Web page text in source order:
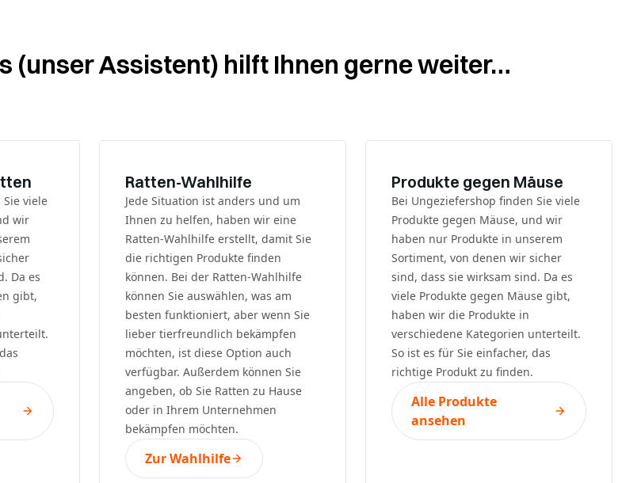
(unser Assistent) hilft Ihnen gerne weiter…
viele
wir
Da es
gibt,
Ratten-Wahlhilfe
Jede Situation ist anders und um
Ihnen zu helfen, haben wir eine
Ratten-Wahlhilfe erstellt, damit Sie
die richtigen Produkte finden
können. Bei der Ratten-Wahlhilfe
können Sie auswählen, was am
besten funktioniert, aber wenn Sie
lieber tierfreundlich bekämpfen
möchten, ist diese Option auch
verfügbar. Außerdem können Sie
angeben, ob Sie Ratten zu Hause
oder in Ihrem Unternehmen
bekämpfen möchten.
Zur Wahlhilfe
Produkte gegen Mäuse
Bei Ungeziefershop finden Sie viele
Produkte gegen Mäuse, und wir
haben nur Produkte in unserem
Sortiment, von denen wir sicher
sind, dass sie wirksam sind. Da es
viele Produkte gegen Mäuse gibt,
haben wir die Produkte in
verschiedene Kategorien unterteilt.
So ist es für Sie einfacher, das
richtige Produkt zu finden.
Alle Produkte
ansehen